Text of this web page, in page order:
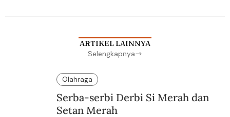
ARTIKEL LAINNYA
Selengkapnya
Olahraga
Serba-serbi Derbi Si Merah dan
Setan Merah